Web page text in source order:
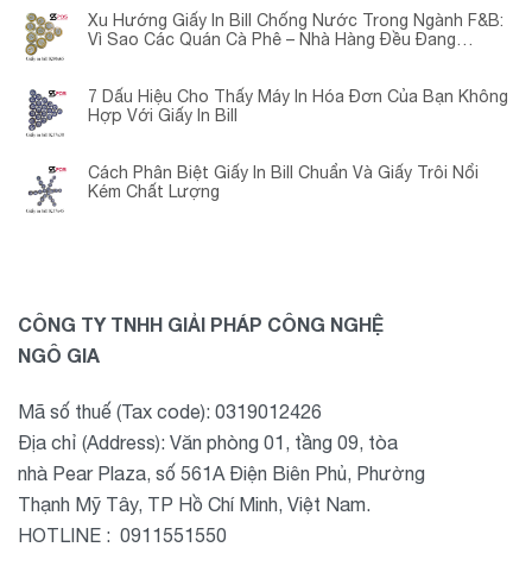
Xu Hướng Giấy In Bill Chống Nước Trong Ngành F&B:
Vì Sao Các Quán Cà Phê – Nhà Hàng Đều Đang
7 Dấu Hiệu Cho Thấy Máy In Hóa Đơn Của Bạn Không
Hợp Với Giấy In Bill
Cách Phân Biệt Giấy In Bill Chuẩn Và Giấy Trôi Nổi
Kém Chất Lượng
CÔNG TY TNHH GIẢI PHÁP CÔNG NGHỆ
NGÔ GIA
Mã số thuế (Tax code): 0319012426
Địa chỉ (Address): Văn phòng 01, tầng 09, tòa
nhà Pear Plaza, số 561A Điện Biên Phủ, Phường
Thạnh Mỹ Tây, TP Hồ Chí Minh, Việt Nam.
HOTLINE : 0911551550